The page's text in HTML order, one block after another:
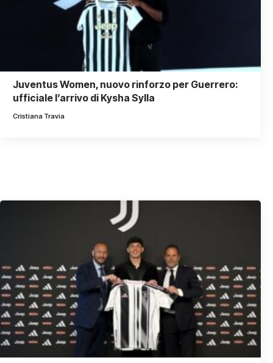
Juventus Women, nuovo rinforzo per Guerrero:
ufficiale l’arrivo di Kysha Sylla
Cristiana Travia